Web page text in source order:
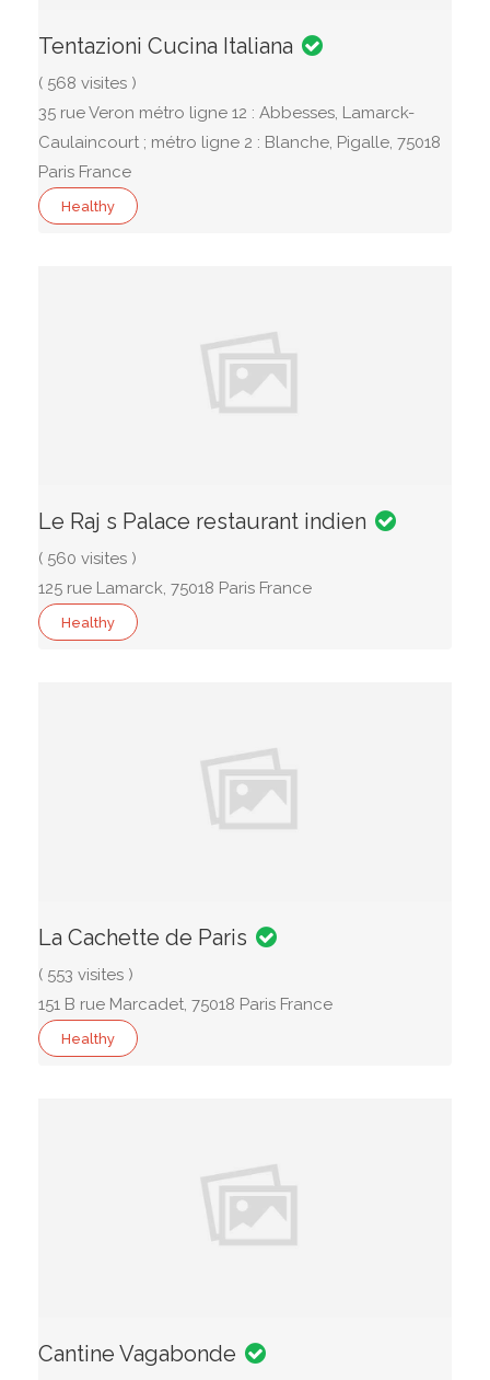
Tentazioni Cucina Italiana
( 568 visites )
35 rue Veron métro ligne 12 : Abbesses, Lamarck-
Caulaincourt ; métro ligne 2 : Blanche, Pigalle, 75018
Paris France
Healthy
Le Raj s Palace restaurant indien
( 560 visites )
125 rue Lamarck, 75018 Paris France
Healthy
La Cachette de Paris
( 553 visites )
151 B rue Marcadet, 75018 Paris France
Healthy
Cantine Vagabonde